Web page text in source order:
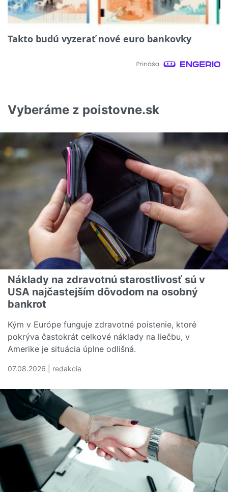
Takto budú vyzerať nové euro bankovky
Vyberáme z poistovne.sk
Náklady na zdravotnú starostlivosť sú v
USA najčastejším dôvodom na osobný
bankrot
Kým v Európe funguje zdravotné poistenie, ktoré
pokrýva častokrát celkové náklady na liečbu, v
Amerike je situácia úplne odlišná.
07.08.2026 | redakcia